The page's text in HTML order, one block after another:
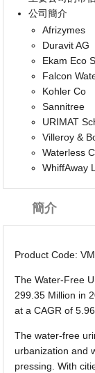
公司簡介
Afrizymes
Duravit AG
Ekam Eco
Falcon
Kohler Co
Sannitree
URIMAT
Villeroy &
Waterless
WhiffAway
簡介
Product Code:
The Water-Free
299.35 Million in
at a CAGR of
The water-free
urbanization and
pressing. With